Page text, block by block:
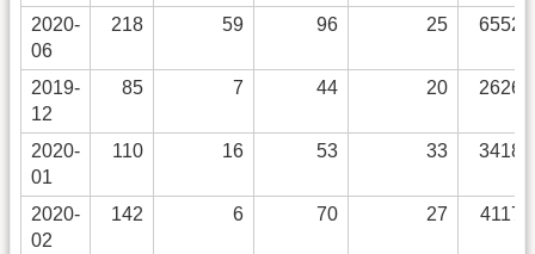
2020-
06
218 59 96 25 6552
2019-
12
85 7 44 20 2626
2020-
01
110 16 53 33 3418
2020-
02
142 6 70 27 4117